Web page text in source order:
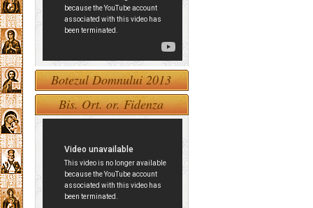
Botezul Domnului 2013
Bis. Ort. or. Fidenza